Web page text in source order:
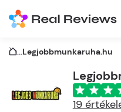
...Legjobbmunkaruha.hu
19